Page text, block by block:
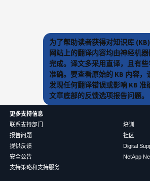
为了帮助读者获得对知识库
网站上的翻译内容均由神经机
完成。译文多采用直译，且有
准确。要查看原始的 KB 内容
发现任何翻译错误或影响 KB 准
文章底部的反馈选项报告问题。
更多支持信息
联系支持部门
报告问题
提供反馈
安全公告
支持策略和支持服务
培训
社区
Digital
NetApp